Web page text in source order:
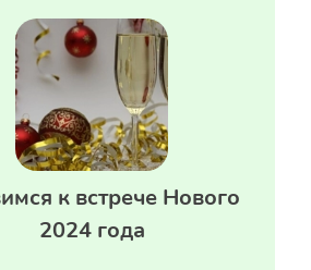
к встрече Нового
2024 года